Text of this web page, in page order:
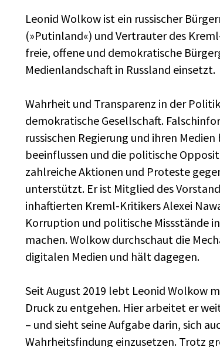
Leonid Wolkow ist ein russischer
(»Putinland«) und Vertrauter des
freie, offene und demokratische
Medienlandschaft in Russland einsetzt.
Wahrheit und Transparenz in der
demokratische Gesellschaft.
russischen Regierung und ihren
beeinflussen und die politische
zahlreiche Aktionen und Proteste
unterstützt. Er ist Mitglied des
inhaftierten Kreml-Kritikers Alexei
Korruption und politische Missstände
machen. Wolkow durchschaut die
digitalen Medien und hält dagegen.
Seit August 2019 lebt Leonid Wolkow
Druck zu entgehen. Hier arbeitet er
– und sieht seine Aufgabe darin, sich
Wahrheitsfindung einzusetzen. Trotz